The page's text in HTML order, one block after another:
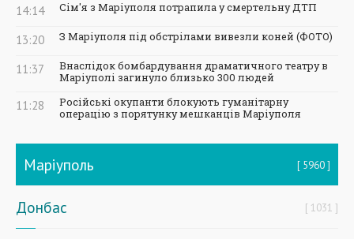
14:14 Сім'я з Маріуполя потрапила у смертельну ДТП
13:20 З Маріуполя під обстрілами вивезли коней (ФОТО)
11:37
Внаслідок бомбардування драматичного театру в
Маріуполі загинуло близько 300 людей
11:28
Російські окупанти блокують гуманітарну
операцію з порятунку мешканців Маріуполя
Маріуполь 5960
Донбас 1031